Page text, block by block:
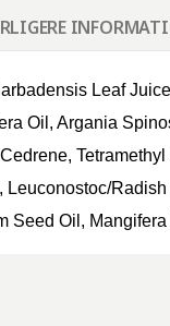
Leaf
Oil, Argania
Tetramethyl
Leuconostoc/Radish
Seed Oil,